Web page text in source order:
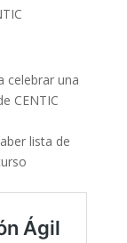
celebrar una
CENTIC
lista de